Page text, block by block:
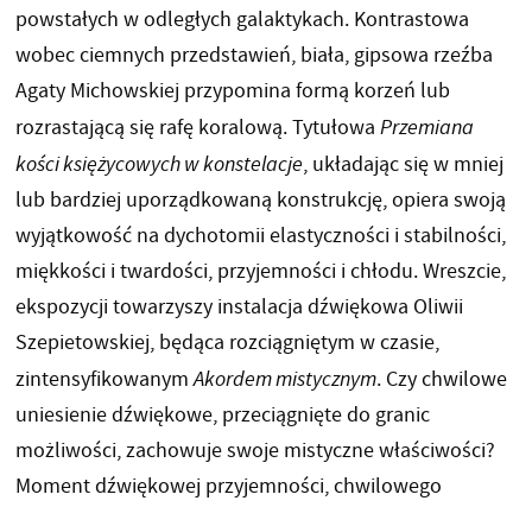
powstałych w odległych galaktykach. Kontrastowa
wobec ciemnych przedstawień, biała, gipsowa rzeźba
Agaty Michowskiej przypomina formą korzeń lub
rozrastającą się rafę koralową. Tytułowa Przemiana
kości księżycowych w konstelacje, układając się w mniej
lub bardziej uporządkowaną konstrukcję, opiera swoją
wyjątkowość na dychotomii elastyczności i stabilności,
miękkości i twardości, przyjemności i chłodu. Wreszcie,
ekspozycji towarzyszy instalacja dźwiękowa Oliwii
Szepietowskiej, będąca rozciągniętym w czasie,
zintensyfikowanymAkordem mistycznym. Czy chwilowe
uniesienie dźwiękowe, przeciągnięte do granic
możliwości, zachowuje swoje mistyczne właściwości?
Moment dźwiękowej przyjemności, chwilowego